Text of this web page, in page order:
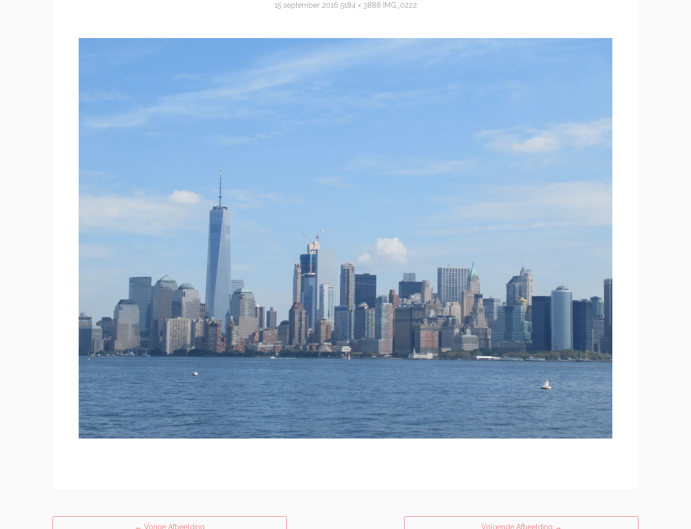
15 september 2016 5184 × 3888 IMG_0222
← Vorige Afbeelding Volgende Afbeelding →